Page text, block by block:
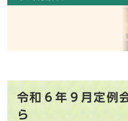
令和６年９月定例
ら